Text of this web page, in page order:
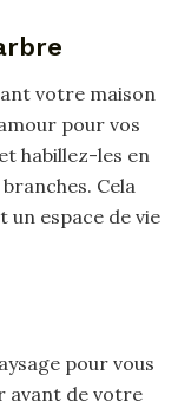
votre maison
pour vos
habillez-les en
Cela
un espace de vie
pour vous
avant de votre